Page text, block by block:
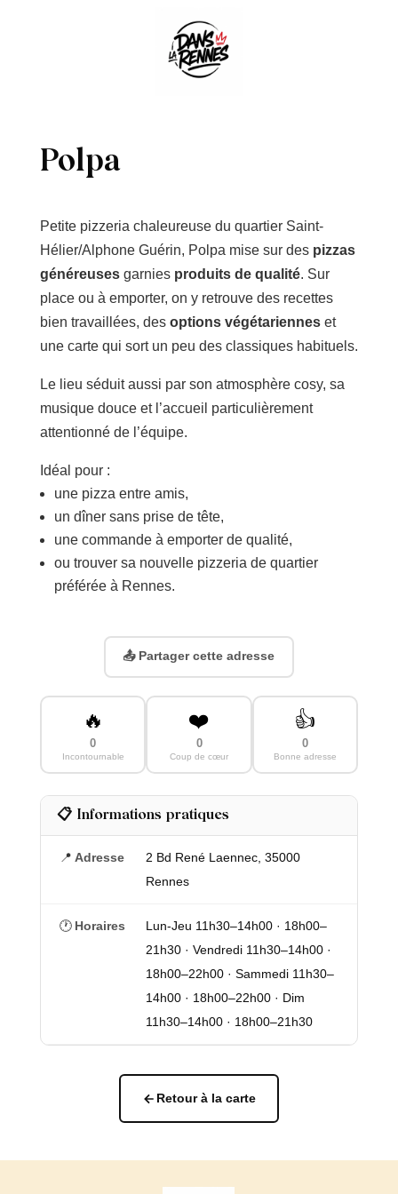
Polpa
Petite pizzeria chaleureuse du quartier Saint-
Hélier/Alphone Guérin, Polpa mise sur des pizzas
généreusesgarnies produits de qualité. Sur
place ou à emporter, on y retrouve des recettes
bien travaillées, des options végétarienneset
une carte qui sort un peu des classiques habituels.
Le lieu séduit aussi par son atmosphère cosy, sa
musique douce et l’accueil particulièrement
attentionné de l’équipe.
Idéal pour :
une pizza entre amis,
un dîner sans prise de tête,
une commande à emporter de qualité,
ou trouver sa nouvelle pizzeria de quartier
préférée à Rennes.
📤 Partager cette adresse
🔥
0
Incontournable
❤️
0
Coup de cœur
👍
0
Bonne adresse
📋 Informations pratiques
📍 Adresse
2 Bd René Laennec, 35000
Rennes
🕐 Horaires
Lun-Jeu 11h30–14h00 · 18h00–
21h30 · Vendredi 11h30–14h00 ·
18h00–22h00 · Sammedi 11h30–
14h00 · 18h00–22h00 · Dim
11h30–14h00 · 18h00–21h30
Retour à la carte